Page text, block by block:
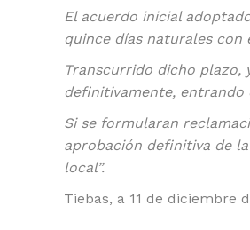
El acuerdo inicial
quince días naturales con
Transcurrido dicho plazo,
definitivamente, entrando
Si se formularan
aprobación definitiva de
local”.
Tiebas, a 11 de diciembre